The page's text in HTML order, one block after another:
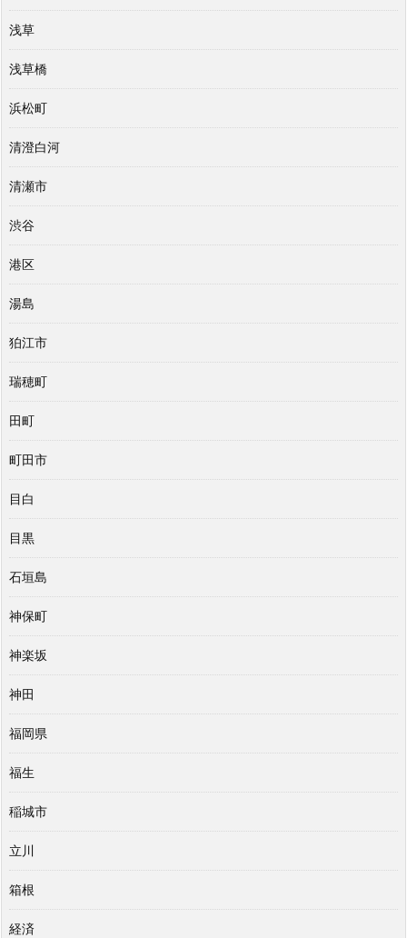
浅草
浅草橋
浜松町
清澄白河
清瀬市
渋谷
港区
湯島
狛江市
瑞穂町
田町
町田市
目白
目黒
石垣島
神保町
神楽坂
神田
福岡県
福生
稲城市
立川
箱根
経済